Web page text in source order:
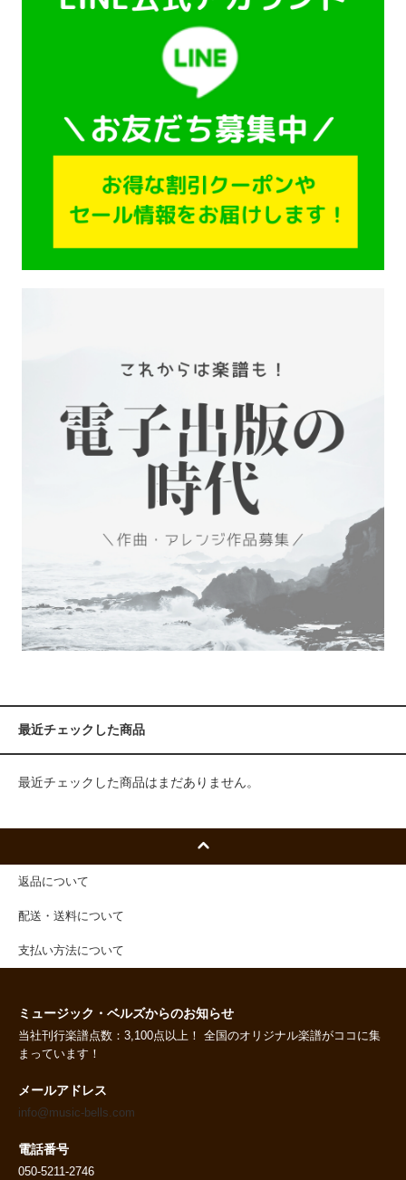
最近チェックした商品
最近チェックした商品はまだありません。
返品について
配送・送料について
支払い方法について
ミュージック・ベルズからのお知らせ
当社刊行楽譜点数：3,100点以上！ 全国のオリジナル楽譜がココに集
まっています！
メールアドレス
info@music-bells.com
電話番号
050-5211-2746